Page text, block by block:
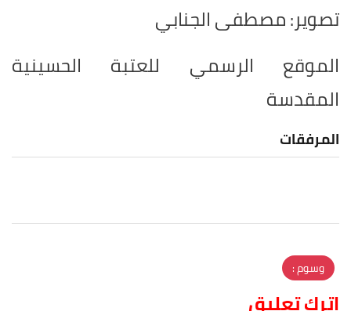
تصوير: مصطفى الجنابي
الموقع الرسمي للعتبة الحسينية
المقدسة
المرفقات
وسوم :
اترك تعليق